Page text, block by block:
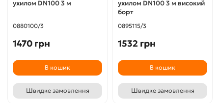
ухилом DN100 3 м
0880100/3
1470 грн
В кошик
Швидке замовлення
ухилом DN100 3 м високий
борт
0895115/3
1532 грн
В кошик
Швидке замовлення